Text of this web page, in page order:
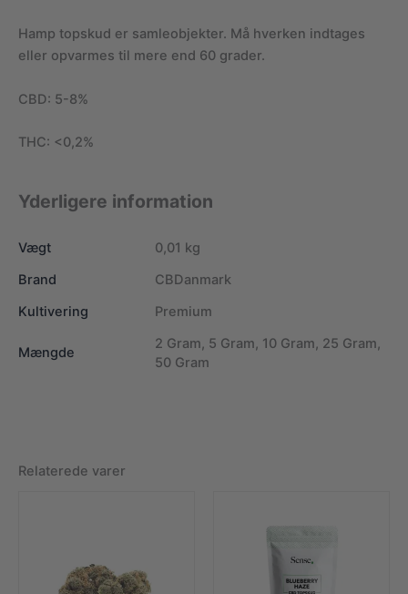
Hamp topskud er samleobjekter. Må hverken indtages
eller opvarmes til mere end 60 grader.
CBD: 5-8%
THC: <0,2%
Yderligere information
Vægt
0,01 kg
Brand
CBDanmark
Kultivering
Premium
Mængde
2 Gram, 5 Gram, 10 Gram, 25 Gram,
50 Gram
Relaterede varer